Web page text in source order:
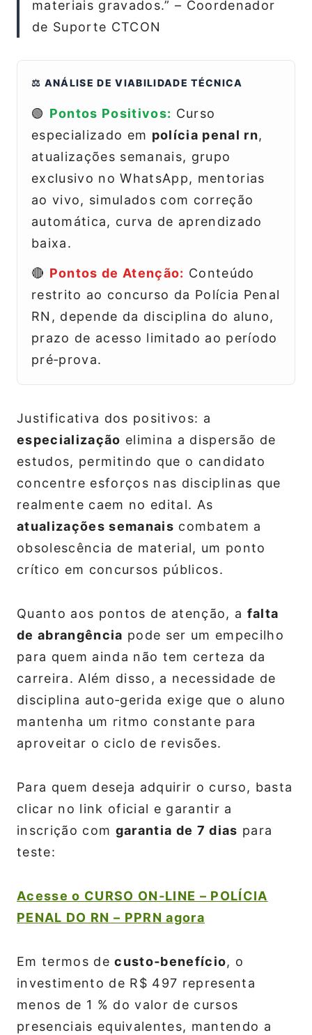
materiais gravados.” – Coordenador
de Suporte CTCON
⚖️ ANÁLISE DE VIABILIDADE TÉCNICA
🟢 Pontos Positivos: Curso
especializado em polícia penal rn,
atualizações semanais, grupo
exclusivo no WhatsApp, mentorias
ao vivo, simulados com correção
automática, curva de aprendizado
baixa.
🔴 Pontos de Atenção: Conteúdo
restrito ao concurso da Polícia Penal
RN, depende da disciplina do aluno,
prazo de acesso limitado ao período
pré‑prova.
Justificativa dos positivos: a
especialização elimina a dispersão de
estudos, permitindo que o candidato
concentre esforços nas disciplinas que
realmente caem no edital. As
atualizações semanais combatem a
obsolescência de material, um ponto
crítico em concursos públicos.
Quanto aos pontos de atenção, a falta
de abrangência pode ser um empecilho
para quem ainda não tem certeza da
carreira. Além disso, a necessidade de
disciplina auto‑gerida exige que o aluno
mantenha um ritmo constante para
aproveitar o ciclo de revisões.
Para quem deseja adquirir o curso, basta
clicar no link oficial e garantir a
inscrição com garantia de 7 dias para
teste:
Acesse o CURSO ON‑LINE – POLÍCIA
PENAL DO RN – PPRN agora
Em termos decusto‑benefício, o
investimento de R$ 497 representa
menos de 1 % do valor de cursos
presenciais equivalentes, mantendo a